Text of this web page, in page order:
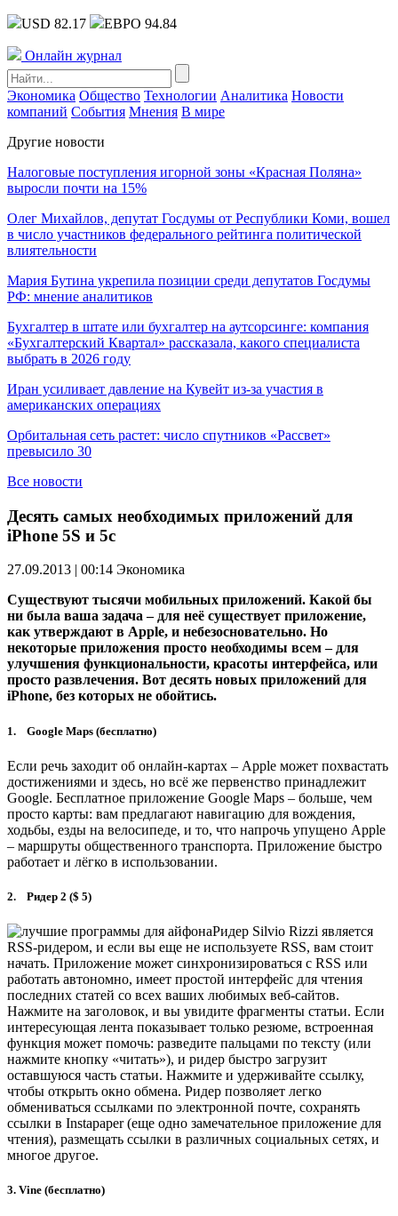
USD 82.17 ЕВРО 94.84
Онлайн журнал
Экономика Общество Технологии Аналитика Новости
компаний События Мнения В мире
Другие новости
Налоговые поступления игорной зоны «Красная Поляна»
выросли почти на 15%
Олег Михайлов, депутат Госдумы от Республики Коми, вошел
в число участников федерального рейтинга политической
влиятельности
Мария Бутина укрепила позиции среди депутатов Госдумы
РФ: мнение аналитиков
Бухгалтер в штате или бухгалтер на аутсорсинге: компания
«Бухгалтерский Квартал» рассказала, какого специалиста
выбрать в 2026 году
Иран усиливает давление на Кувейт из-за участия в
американских операциях
Орбитальная сеть растет: число спутников «Рассвет»
превысило 30
Все новости
Десять самых необходимых приложений для
iPhone 5S и 5с
27.09.2013 | 00:14 Экономика
Существуют тысячи мобильных приложений. Какой бы
ни была ваша задача – для неё существует приложение,
как утверждают в Apple, и небезосновательно. Но
некоторые приложения просто необходимы всем – для
улучшения функциональности, красоты интерфейса, или
просто развлечения. Вот десять новых приложений для
iPhone, без которых не обойтись.
1. Google Maps (бесплатно)
Если речь заходит об онлайн-картах – Apple может похвастать
достижениями и здесь, но всё же первенство принадлежит
Google. Бесплатное приложение Google Maps – больше, чем
просто карты: вам предлагают навигацию для вождения,
ходьбы, езды на велосипеде, и то, что напрочь упущено Apple
– маршруты общественного транспорта. Приложение быстро
работает и лёгко в использовании.
2. Ридер 2 ($ 5)
Ридер Silvio Rizzi является
RSS-ридером, и если вы еще не используете RSS, вам стоит
начать. Приложение может синхронизироваться с RSS или
работать автономно, имеет простой интерфейс для чтения
последних статей со всех ваших любимых веб-сайтов.
Нажмите на заголовок, и вы увидите фрагменты статьи. Если
интересующая лента показывает только резюме, встроенная
функция может помочь: разведите пальцами по тексту (или
нажмите кнопку «читать»), и ридер быстро загрузит
оставшуюся часть статьи. Нажмите и удерживайте ссылку,
чтобы открыть окно обмена. Ридер позволяет легко
обмениваться ссылками по электронной почте, сохранять
ссылки в Instapaper (еще одно замечательное приложение для
чтения), размещать ссылки в различных социальных сетях, и
многое другое.
3. Vine (бесплатно)